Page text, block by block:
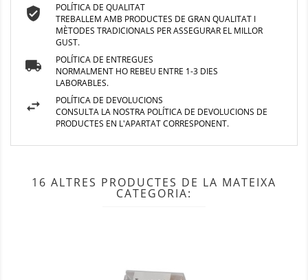
POLÍTICA DE QUALITAT
TREBALLEM AMB PRODUCTES DE GRAN QUALITAT I
MÈTODES TRADICIONALS PER ASSEGURAR EL MILLOR
GUST.
POLÍTICA DE ENTREGUES
NORMALMENT HO REBEU ENTRE 1-3 DIES
LABORABLES.
POLÍTICA DE DEVOLUCIONS
CONSULTA LA NOSTRA POLÍTICA DE DEVOLUCIONS DE
PRODUCTES EN L'APARTAT CORRESPONENT.
16 ALTRES PRODUCTES DE LA MATEIXA
CATEGORIA: